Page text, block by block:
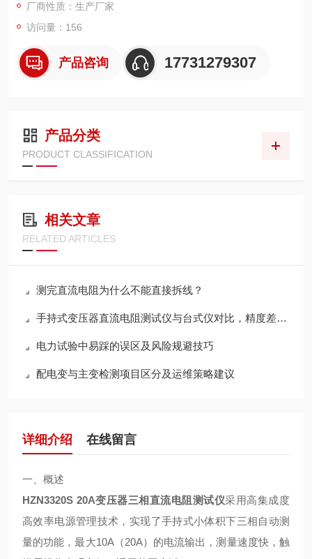
厂商性质：生产厂家
访问量：156
产品咨询 17731279307
产品分类
PRODUCT CLASSIFICATION
相关文章
RELATED ARTICLES
测完直流电阻为什么不能直接拆线？
手持式变压器直流电阻测试仪与台式仪对比，精度差多少？
电力试验中易踩的误区及风险规避技巧
配电变与主变检测项目区分及运维策略建议
详细介绍 在线留言
一、概述
HZN3320S 20A变压器三相直流电阻测试仪采用高集成度
高效率电源管理技术，实现了手持式小体积下三相自动测
量的功能，最大10A（20A）的电流输出，测量速度快，触